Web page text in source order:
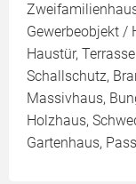
Gewerbeobjekt /
Haustür,
Schallschutz,
Massivhaus,
Holzhaus,
Gartenhaus,